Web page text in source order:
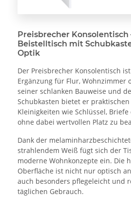
Preisbrecher Konsolentisch
Beistelltisch mit
Optik
Der Preisbrecher Konsolentisch
Ergänzung für Flur, Wohnzimmer
seiner schlanken Bauweise und
Schubkasten bietet er
Kleinigkeiten wie Schlüssel,
ohne dabei wertvollen Platz zu
Dank der
strahlendem Weiß fügt sich der
moderne Wohnkonzepte ein. Die
Oberfläche ist nicht nur optisch
auch besonders pflegeleicht und
täglichen Gebrauch.